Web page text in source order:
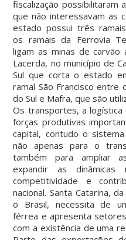
fiscalização possibilitaram
que não interessavam as
estado possui três
os ramais da Ferrovia
ligam as minas de
Lacerda, no município de
Sul que corta o estado
ramal São Francisco entre
do Sul e Mafra, que são
Os transportes, a logística
forças produtivas
capital, contudo o
não apenas para o
também para ampliar
expandir as dinâmicas
competitividade e
nacional. Santa Catarina,
o Brasil, necessita de
férrea e apresenta
com a existência de uma